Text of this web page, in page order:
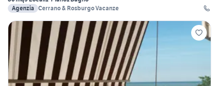
Agenzia Cerrano & Rosburgo Vacanze